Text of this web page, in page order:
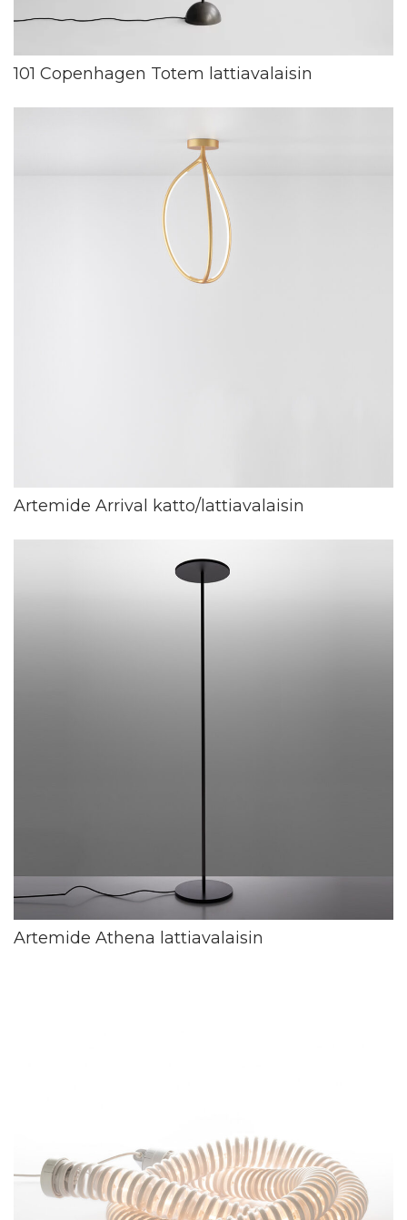
101 Copenhagen Totem lattiavalaisin
Artemide Arrival katto/lattiavalaisin
Artemide Athena lattiavalaisin